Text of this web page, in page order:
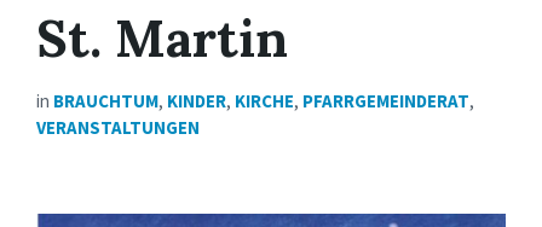
St. Martin
in BRAUCHTUM, KINDER, KIRCHE, PFARRGEMEINDERAT,
VERANSTALTUNGEN